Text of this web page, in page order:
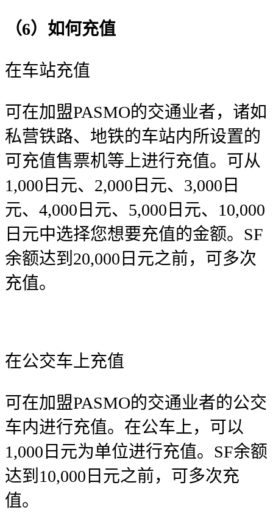
（6）如何充值
在车站充值
可在加盟PASMO的交通业者，诸如
私营铁路、地铁的车站内所设置的
可充值售票机等上进行充值。可从
1,000日元、2,000日元、3,000日
元、4,000日元、5,000日元、10,000
日元中选择您想要充值的金额。SF
余额达到20,000日元之前，可多次
充值。
在公交车上充值
可在加盟PASMO的交通业者的公交
车内进行充值。在公车上，可以
1,000日元为单位进行充值。SF余额
达到10,000日元之前，可多次充
值。